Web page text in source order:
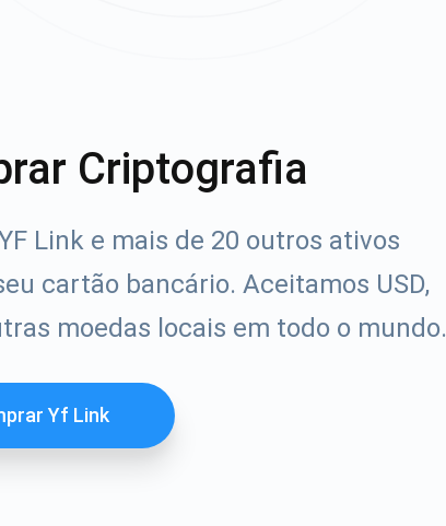
Criptografia
Link e mais de 20 outros ativos
cartão bancário. Aceitamos USD,
moedas locais em todo o mundo.
Yf Link